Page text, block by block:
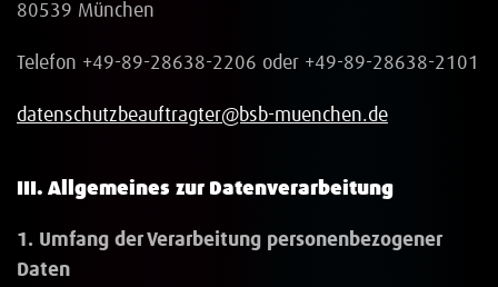
80539 München
Telefon +49-89-28638-2206 oder +49-89-28638-2101
datenschutzbeauftragter@bsb-muenchen.de
III. Allgemeines zur Datenverarbeitung
1. Umfang der Verarbeitung personenbezogener
Daten